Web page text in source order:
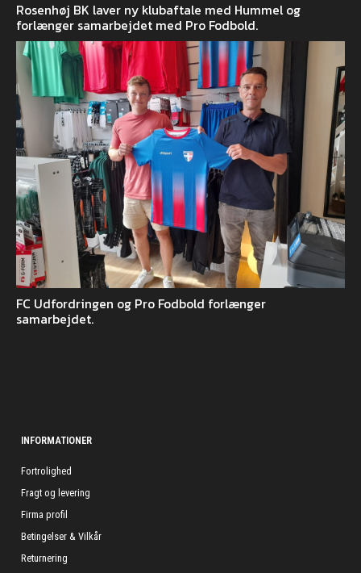
Rosenhøj BK laver ny klubaftale med Hummel og
forlænger samarbejdet med Pro Fodbold.
FC Udfordringen og Pro Fodbold forlænger
samarbejdet.
INFORMATIONER
Fortrolighed
Fragt og levering
Firma profil
Betingelser & Vilkår
Returnering